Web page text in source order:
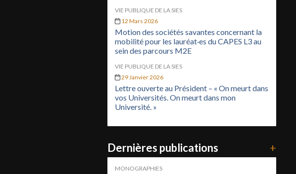
VIE PUBLIQUE DE LA SIES
12 Mars 2026
Motion des sociétés savantes concernant la
mobilité pour les lauréat·es du CAPES L3 au
sein des parcours M2E
VIE PUBLIQUE DE LA SIES
29 Janvier 2026
Lettre ouverte au Président – « On meurt dans
vos Universités. On meurt dans mon
Université. »
Dernières publications +
MONOGRAPHIES